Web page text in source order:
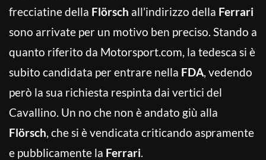
frecciatine della Flörsch all’indirizzo della Ferrari
sono arrivate per un motivo ben preciso. Stando a
quanto riferito da Motorsport.com, la tedesca si è
subito candidata per entrare nella FDA, vedendo
però la sua richiesta respinta dai vertici del
Cavallino. Un no che non è andato giù alla
Flörsch, che si è vendicata criticando aspramente
e pubblicamente la Ferrari.